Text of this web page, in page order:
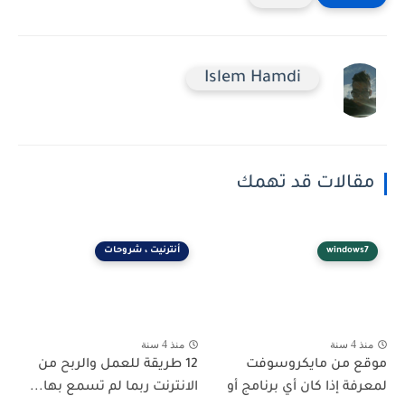
Islem Hamdi
مقالات قد تهمك
windows7
منذ 4 سنة
موقع من مايكروسوفت
لمعرفة إذا كان أي برنامج أو
أنترنيت ، شروحات
منذ 4 سنة
12 طريقة للعمل والربح من
الانترنت ربما لم تسمع بها...